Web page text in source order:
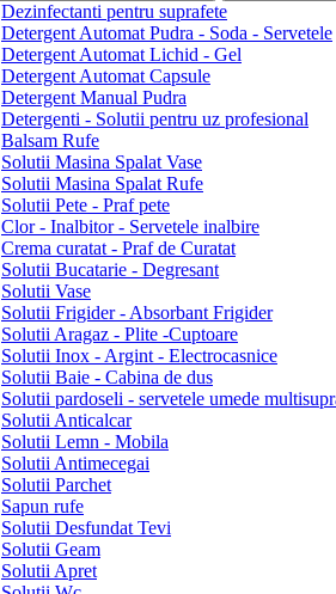
Dezinfectanti pentru suprafete
Detergent Automat Pudra - Soda - Servetele
Detergent Automat Lichid - Gel
Detergent Automat Capsule
Detergent Manual Pudra
Detergenti - Solutii pentru uz profesional
Balsam Rufe
Solutii Masina Spalat Vase
Solutii Masina Spalat Rufe
Solutii Pete - Praf pete
Clor - Inalbitor - Servetele inalbire
Crema curatat - Praf de Curatat
Solutii Bucatarie - Degresant
Solutii Vase
Solutii Frigider - Absorbant Frigider
Solutii Aragaz - Plite -Cuptoare
Solutii Inox - Argint - Electrocasnice
Solutii Baie - Cabina de dus
Solutii pardoseli - servetele umede
Solutii Anticalcar
Solutii Lemn - Mobila
Solutii Antimecegai
Solutii Parchet
Sapun rufe
Solutii Desfundat Tevi
Solutii Geam
Solutii Apret